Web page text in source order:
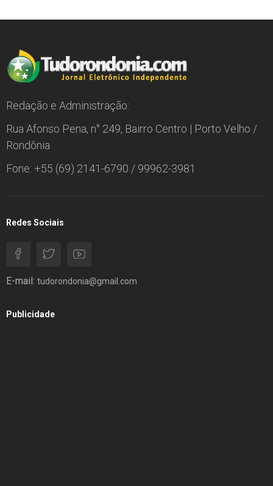
Redação e Administração:
Rua Afonso Pena, n° 249, Bairro Centro | Porto Velho /
Rondônia
Fone: +55 (69) 2141-6790 / 99962-3981
Redes Sociais
E-mail: tudorondonia@gmail.com
Publicidade